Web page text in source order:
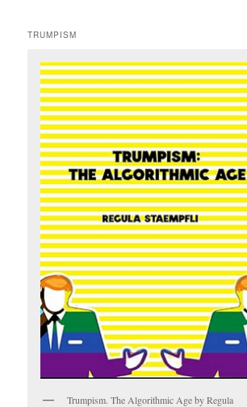
TRUMPISM
Trumpism. The Algorithmic Age by Regula